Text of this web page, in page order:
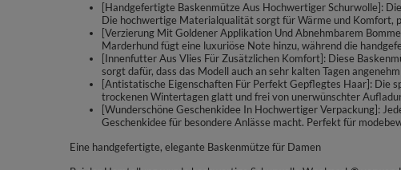
[Handgefertigte Baskenmütze Aus Hochwertiger Schurwolle]:
Die hochwertige Materialqualität sorgt für Wärme und Komfort,
[Verzierung Mit Goldener Applikation Und Abnehmbarem
Marderhund fügt eine luxuriöse Note hinzu, während die
[Innenfutter Aus Vlies Für Zusätzlichen Komfort]: Diese
sorgt dafür, dass das Modell auch an sehr kalten Tagen
[Antistatische Eigenschaften Für Perfekt Gepflegtes Haar]: Die
trockenen Wintertagen glatt und frei von unerwünschter
[Wunderschöne Geschenkidee In Hochwertiger Verpackung]:
Geschenkidee für besondere Anlässe macht. Perfekt für
Eine handgefertigte, elegante Baskenmütze für Damen